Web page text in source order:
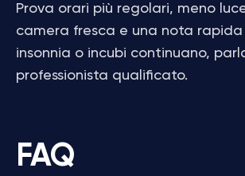
Prova orari più regolari, meno
camera fresca e una nota rapida
insonnia o incubi continuano,
professionista qualificato.
FAQ